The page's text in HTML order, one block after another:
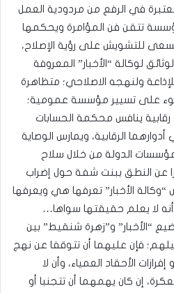
في الرفع من مردودية العمل
تتقن فن المؤامرة ويحكمها
للتشويش على رؤية الإصلاح،
لوكالة “الأخبار” المعروفة
ولنهجه الاصلاحي؛ متظاهرة
على تسيير مؤسسة عمومية؛
رقابية ينافس محكمة الحسابات
الرقابية، ويمارس الوصاية
الدولة من خلال سلاح
عن النطق ببنت شفة حول إضراب
الأخبار” تعرفها هي ويعرفها
لا يعلم حقيقتها سواها…
“الأخبار” و”زهرة شنقيط” بين
فإن عليهما أن تتوقفا عن نهج
الأحقاد العمياء، وأن لا
إن كان يهمهما أن تتجنبا أو